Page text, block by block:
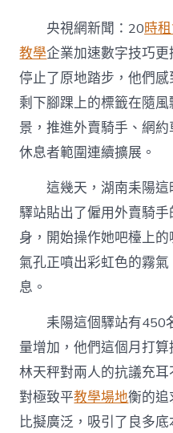
央視網新聞：20時
教學企業加速數字技巧
停止了原地踏步，他們
剩下腳踝上的標籤在隨
景，推進外賣騎手、網
休息者範圍連續擴展。
這幾天，湖南耒陽
驛站貼出了僱用外賣騎
身，開始操作她吧檯上
氣孔正噴出彩虹色的霧
息。
耒陽這個驛站有450
量增加，他們這個月打
林天秤對兩人的抗議充
對極致平教學場地衡的
比擬廣泛，吸引了良多